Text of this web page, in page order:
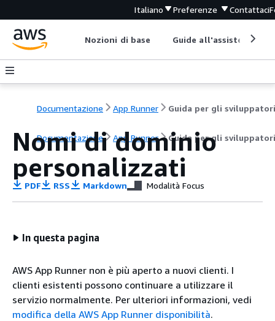
Italiano Preferenze Contattaci
Nozioni di base Guide all'assistenza
Documentazione App Runner Guida per gli sviluppatori
Documentazione App Runner Guida per gli sviluppatori
Nomi di dominio
personalizzati
PDF RSS Markdown Modalità Focus
In questa pagina
AWS App Runner non è più aperto a nuovi clienti. I
clienti esistenti possono continuare a utilizzare il
servizio normalmente. Per ulteriori informazioni, vedi
modifica della AWS App Runner disponibilità.